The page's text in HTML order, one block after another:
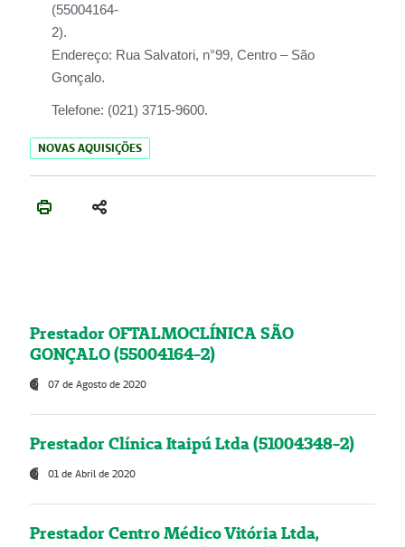
(55004164-
2).
Endereço: Rua Salvatori, n°99, Centro – São
Gonçalo.
Telefone: (021) 3715-9600.
NOVAS AQUISIÇÕES
Prestador OFTALMOCLÍNICA SÃO
GONÇALO (55004164-2)
07 de Agosto de 2020
Prestador Clínica Itaipú Ltda (51004348-2)
01 de Abril de 2020
Prestador Centro Médico Vitória Ltda,